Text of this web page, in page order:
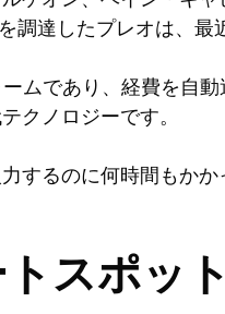
調達したプレオは、最
ムであり、経費を自
クノロジーです。
するのに何時間もか
スポット